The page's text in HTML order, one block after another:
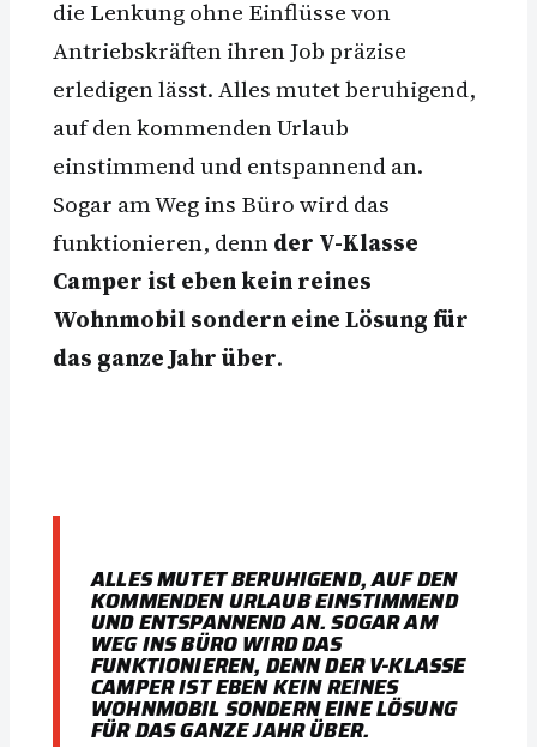
die Lenkung ohne Einflüsse von
Antriebskräften ihren Job präzise
erledigen lässt. Alles mutet beruhigend,
auf den kommenden Urlaub
einstimmend und entspannend an.
Sogar am Weg ins Büro wird das
funktionieren, dennder V-Klasse
Camper ist eben kein reines
Wohnmobil sondern eine Lösung für
das ganze Jahr über.
ALLES MUTET BERUHIGEND, AUF DEN
KOMMENDEN URLAUB EINSTIMMEND
UND ENTSPANNEND AN. SOGAR AM
WEG INS BÜRO WIRD DAS
FUNKTIONIEREN, DENN DER V-KLASSE
CAMPER IST EBEN KEIN REINES
WOHNMOBIL SONDERN EINE LÖSUNG
FÜR DAS GANZE JAHR ÜBER.